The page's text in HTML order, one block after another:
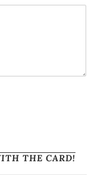
THE CARD!